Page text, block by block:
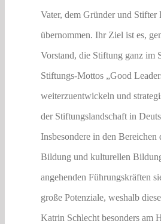
Vater, dem Gründer und Stifter
übernommen. Ihr Ziel ist es,
Vorstand, die Stiftung ganz im
Stiftungs-Mottos „Good
weiterzuentwickeln und
der Stiftungslandschaft in
Insbesondere in den Bereichen
Bildung und kulturellen
angehenden Führungskräften
große Potenziale, weshalb
Katrin Schlecht besonders am